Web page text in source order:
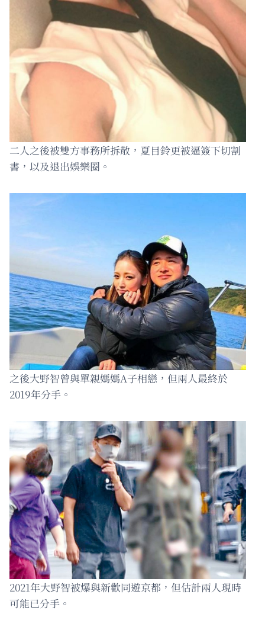
二人之後被雙方事務所拆散，夏目鈴更被逼簽下切割
書，以及退出娛樂圈。
之後大野智曾與單親媽媽A子相戀，但兩人最終於
2019年分手。
2021年大野智被爆與新歡同遊京都，但估計兩人現時
可能已分手。